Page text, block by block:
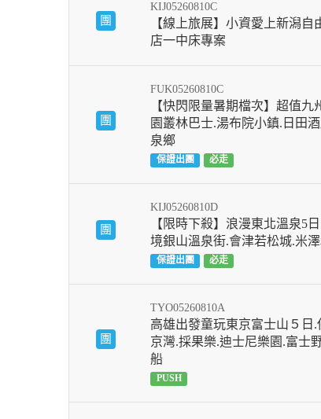
團
KIJ05260810C
【線上旅展】小資愛上新潟自
店一中床專案
團
FUK05260810C
【快閃限量暑期檔次】超值
園叢林巴士.湯布院小鎮.日田
泉鄉
保證出團 必走
團
KIJ05260810D
【限時下殺】浪漫東北溫泉5
境銀山溫泉街.會津若松城.米
保證出團 必走
團
TYO05260810A
高雄出發童玩東京富士山５日.
京灣.採果樂.迪士尼樂園.富士
船
PUSH